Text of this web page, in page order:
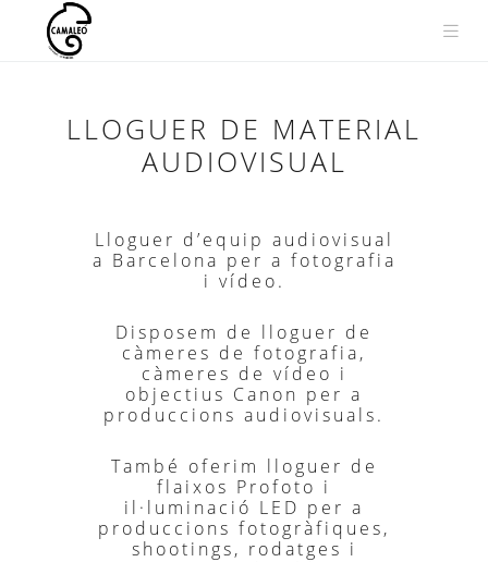
LLOGUER DE MATERIAL
AUDIOVISUAL
Lloguer d’equip audiovisual
a Barcelona per a fotografia
i vídeo.
Disposem de lloguer de
càmeres de fotografia,
càmeres de vídeo i
objectius Canon per a
produccions audiovisuals.
També oferim lloguer de
flaixos Profoto i
il·luminació LED per a
produccions fotogràfiques,
shootings, rodatges i